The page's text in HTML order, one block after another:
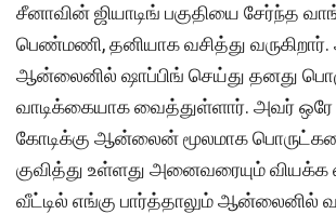
சீனாவின் ஜியாடிங் பகுதியை சேர்ந்த
பெண்மணி, தனியாக வசித்து
ஆன்லைனில் ஷாப்பிங் செய்து தனது
வாடிக்கையாக வைத்துள்ளார். அவர்
கோடிக்கு ஆன்லைன் மூலமாக
குவித்து உள்ளது அனைவரையும்
வீட்டில் எங்கு பார்த்தாலும் ஆன்லைனில்